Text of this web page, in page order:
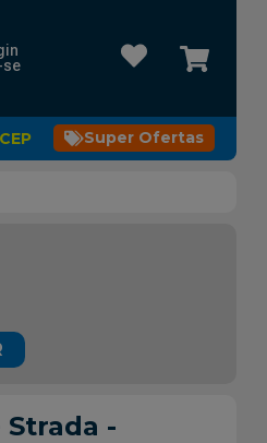
se
Super Ofertas
-